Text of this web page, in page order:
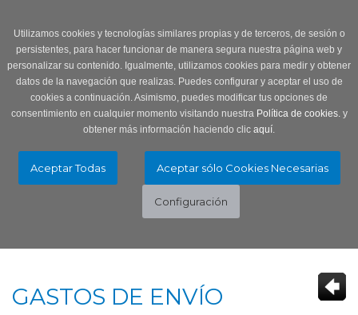
Utilizamos cookies y tecnologías similares propias y de terceros, de sesión o
persistentes, para hacer funcionar de manera segura nuestra página web y
personalizar su contenido. Igualmente, utilizamos cookies para medir y obtener
datos de la navegación que realizas. Puedes configurar y aceptar el uso de
cookies a continuación. Asimismo, puedes modificar tus opciones de
consentimiento en cualquier momento visitando nuestra Política de cookies.y
obtener más información haciendo clic aquí.
GASTOS DE ENVÍO